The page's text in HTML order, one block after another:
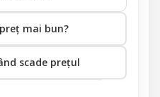
mai bun?
scade prețul